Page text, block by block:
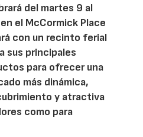
del martes 9 al
el McCormick Place
con un recinto ferial
sus principales
para ofrecer una
más dinámica,
y atractiva
como para